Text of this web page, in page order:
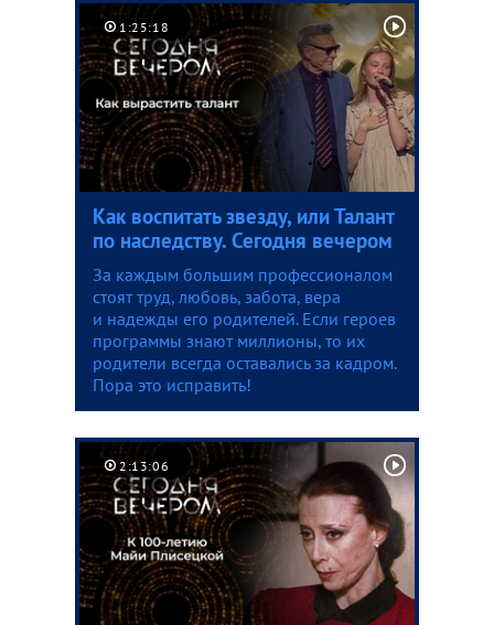
1:25:18
Как воспитать звезду, или Талант
по наследству. Сегодня вечером
За каждым большим профессионалом
стоят труд, любовь, забота, вера
и надежды его родителей. Если героев
программы знают миллионы, то их
родители всегда оставались за кадром.
Пора это исправить!
2:13:06